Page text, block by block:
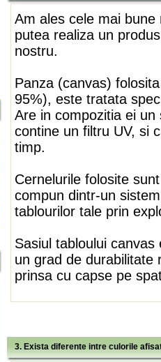
Am ales cele mai
putea realiza un
nostru.
Panza (canvas)
95%), este tratata
Are in compozitia ei
contine un filtru UV, si
timp.
Cernelurile folosite
compun dintr-un
tablourilor tale prin
Sasiul tabloului
un grad de durabilitate
prinsa cu capse pe
3. Exista diferente intre culorile